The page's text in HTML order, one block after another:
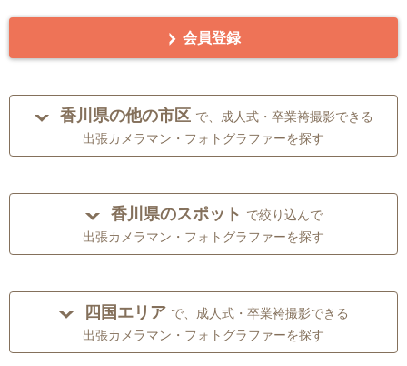
会員登録
香川県の他の市区 で、成人式・卒業袴撮影できる
出張カメラマン・フォトグラファーを探す
香川県のスポット で絞り込んで
出張カメラマン・フォトグラファーを探す
四国エリア で、成人式・卒業袴撮影できる
出張カメラマン・フォトグラファーを探す